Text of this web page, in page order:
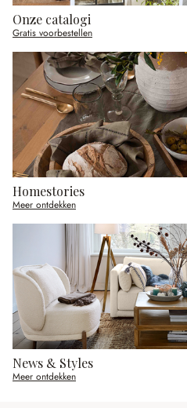
Onze catalogi
Gratis voorbestellen
Homestories
Meer ontdekken
News & Styles
Meer ontdekken